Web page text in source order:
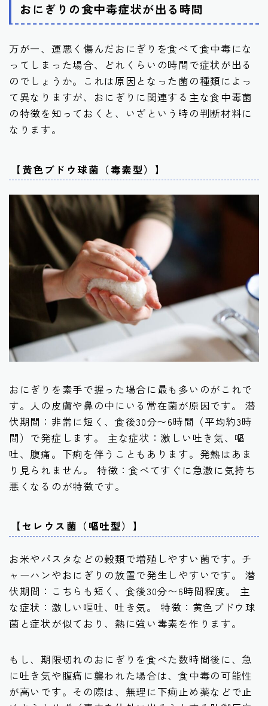
おにぎりの食中毒症状が出る時間
万が一、運悪く傷んだおにぎりを食べて食中毒にな
ってしまった場合、どれくらいの時間で症状が出る
のでしょうか。これは原因となった菌の種類によっ
て異なりますが、おにぎりに関連する主な食中毒菌
の特徴を知っておくと、いざという時の判断材料に
なります。
【黄色ブドウ球菌（毒素型）】
おにぎりを素手で握った場合に最も多いのがこれで
す。人の皮膚や鼻の中にいる常在菌が原因です。 潜
伏期間：非常に短く、食後30分〜6時間（平均約3時
間）で発症します。 主な症状：激しい吐き気、嘔
吐、腹痛。下痢を伴うこともあります。発熱はあま
り見られません。 特徴：食べてすぐに急激に気持ち
悪くなるのが特徴です。
【セレウス菌（嘔吐型）】
お米やパスタなどの穀類で増殖しやすい菌です。チ
ャーハンやおにぎりの放置で発生しやすいです。 潜
伏期間：こちらも短く、食後30分〜6時間程度。 主
な症状：激しい嘔吐、吐き気。 特徴：黄色ブドウ球
菌と症状が似ており、熱に強い毒素を作ります。
もし、期限切れのおにぎりを食べた数時間後に、急
に吐き気や腹痛に襲われた場合は、食中毒の可能性
が高いです。その際は、無理に下痢止め薬などで止